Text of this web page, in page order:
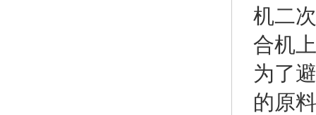
机二
合机
为了
的原